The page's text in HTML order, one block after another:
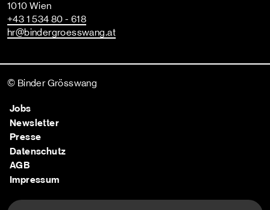
1010 Wien
+43 1 534 80 - 618
hr@bindergroesswang.at
© Binder Grösswang
Jobs
Newsletter
Presse
Datenschutz
AGB
Impressum